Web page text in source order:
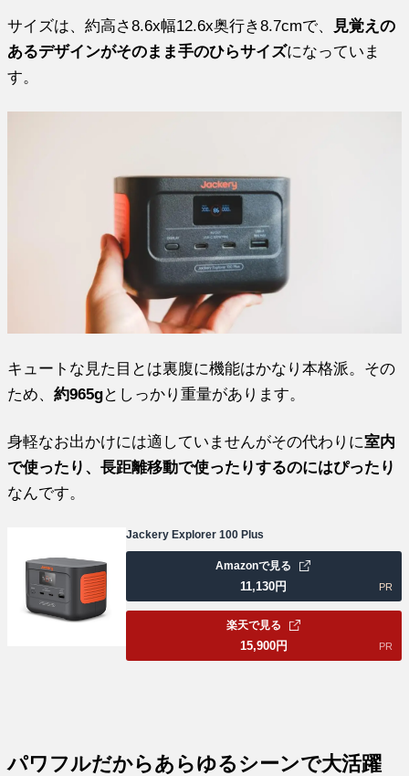
サイズは、約高さ8.6x幅12.6x奥行き8.7cmで、
見覚えの
あるデザインがそのまま手のひらサイズになっていま
す。
キュートな見た目とは裏腹に機能はかなり本格派。その
ため、約965gとしっかり重量があります。
身軽なお出かけには適していませんがその代わりに室内
で使ったり、長距離移動で使ったりするのにはぴったり
なんです。
Jackery Explorer 100 Plus
11,130円
Amazonで見る
PR
15,900円
楽天で見る
PR
パワフルだからあらゆるシーンで大活躍